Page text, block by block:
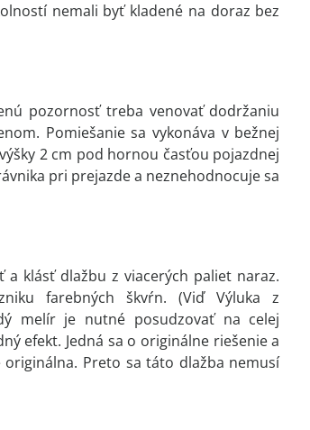
nemali byť kladené na doraz bez
pozornosť treba venovať dodržaniu
Pomiešanie sa vykonáva v bežnej
2 cm pod hornou časťou pojazdnej
pri prejazde a neznehodnocuje sa
klásť dlažbu z viacerých paliet naraz.
farebných škvŕn. (Viď Výluka z
melír je nutné posudzovať na celej
efekt. Jedná sa o originálne riešenie a
Preto sa táto dlažba nemusí